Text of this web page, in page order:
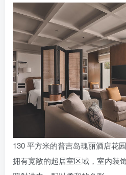
130 平方米的普吉岛瑰丽酒店花
拥有宽敞的起居室区域，室内装